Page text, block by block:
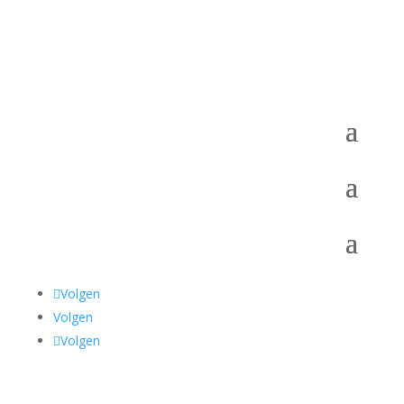
Volgen
Volgen
Volgen